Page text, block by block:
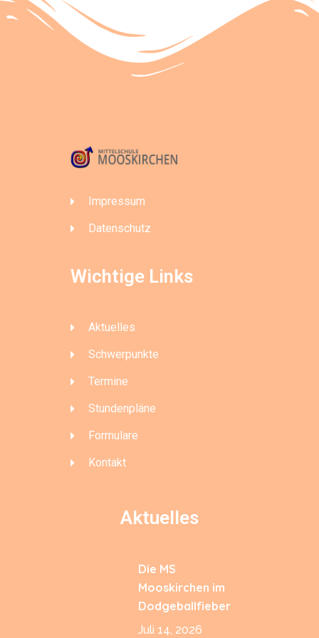
Impressum
Datenschutz
Wichtige Links
Aktuelles
Schwerpunkte
Termine
Stundenpläne
Formulare
Kontakt
Aktuelles
Die MS
Mooskirchen im
Dodgeballfieber
Juli 14, 2026